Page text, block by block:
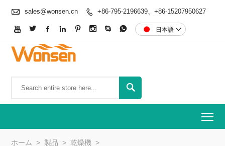
 sales@wonsen.cn  +86-795-2196639、+86-15207950627
        日本語 

ホーム > 製品 > 乾燥機 >